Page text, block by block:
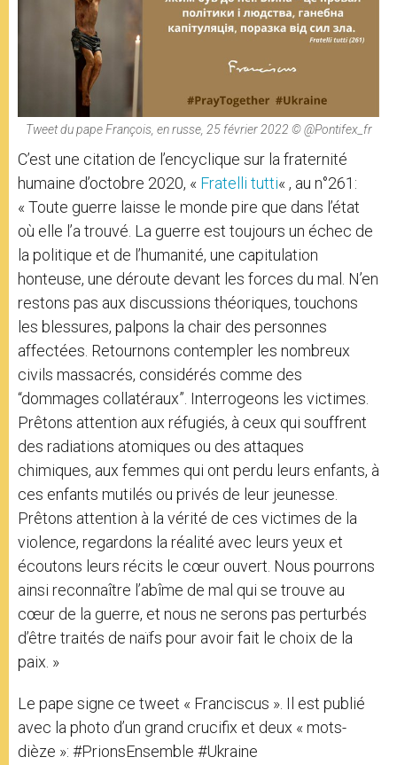
Tweet du pape François, en russe, 25 février 2022 © @Pontifex_fr
C’est une citation de l’encyclique sur la fraternité
humaine d’octobre 2020, « Fratelli tutti« , au n°261:
« Toute guerre laisse le monde pire que dans l’état
où elle l’a trouvé. La guerre est toujours un échec de
la politique et de l’humanité, une capitulation
honteuse, une déroute devant les forces du mal. N’en
restons pas aux discussions théoriques, touchons
les blessures, palpons la chair des personnes
affectées. Retournons contempler les nombreux
civils massacrés, considérés comme des
“dommages collatéraux”. Interrogeons les victimes.
Prêtons attention aux réfugiés, à ceux qui souffrent
des radiations atomiques ou des attaques
chimiques, aux femmes qui ont perdu leurs enfants, à
ces enfants mutilés ou privés de leur jeunesse.
Prêtons attention à la vérité de ces victimes de la
violence, regardons la réalité avec leurs yeux et
écoutons leurs récits le cœur ouvert. Nous pourrons
ainsi reconnaître l’abîme de mal qui se trouve au
cœur de la guerre, et nous ne serons pas perturbés
d’être traités de naïfs pour avoir fait le choix de la
paix. »
Le pape signe ce tweet « Franciscus ». Il est publié
avec la photo d’un grand crucifix et deux « mots-
dièze »: #PrionsEnsemble #Ukraine